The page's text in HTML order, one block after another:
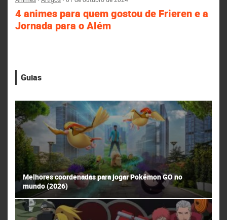
4 animes para quem gostou de Frieren e a
Jornada para o Além
Guias
Melhores coordenadas para jogar Pokémon GO no
mundo (2026)